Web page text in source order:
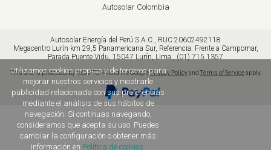
Autosolar Colombia
Autosolar Energía del Perú S.A.C., RUC 20602492118
Megacentro Lurín km 29,5 Panamericana Sur, Referencia: Frente a Campomar,
Parada Puente Vidu, 15047 Lurín, Lima (01) 715 1357
This site is protected by reCAPTCHA and the GooglePrivacy Policyand Terms of Serviceapply.
Utilizamos cookies propias y de terceros para
mejorar nuestros servicios y mostrarle
publicidad relacionada con sus preferencias
mediante el análisis de sus hábitos de
navegación. Si continuas navegando,
consideramos que acepta su uso. Puedes
cambiar la configuración o obtener más
información en Política de cookies.